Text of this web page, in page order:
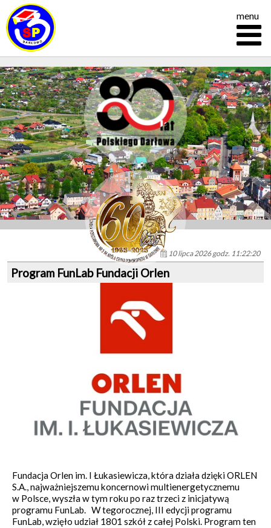
menu
10 lipca 2026 godz. 11:22:20
Program FunLab Fundacji Orlen
Fundacja Orlen im. I Łukasiewicza, która działa dzięki ORLEN
S.A., najważniejszemu koncernowi multienergetycznemu
w Polsce, wyszła w tym roku po raz trzeci z inicjatywą
programu FunLab. W tegorocznej, III edycji programu
FunLab, wzięło udział 1801 szkół z całej Polski. Program ten